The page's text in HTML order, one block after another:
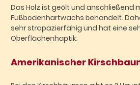
Das Holz ist geölt und anschließend
Fußbodenhartwachs behandelt.
sehr strapazierfähig und hat eine
Oberflächenhaptik.
Amerikanischer